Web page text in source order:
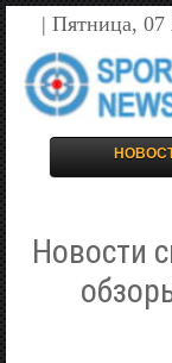
| Пятница, 07
Новости